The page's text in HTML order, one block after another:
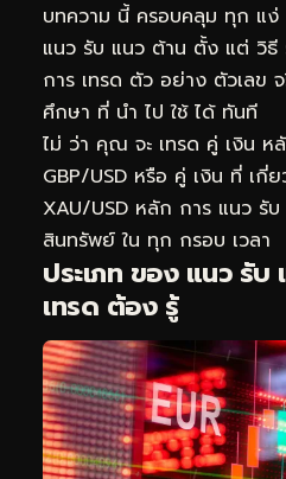
บทความ นี้ ครอบคลุม ทุก แ
แนว รับ แนว ต้าน ตั้ง แต่ วิธี
การ เทรด ตัว อย่าง ตัวเลข
ศึกษา ที่ นำ ไป ใช้ ได้ ทันที
ไม่ ว่า คุณ จะ เทรด คู่ เงิน ห
GBP/USD หรือ คู่ เงิน ที่ เกี่
XAU/USD หลัก การ แนว รั
สินทรัพย์ ใน ทุก กรอบ เวลา
ประเภท ของ แนว รั
เทรด ต้อง รู้